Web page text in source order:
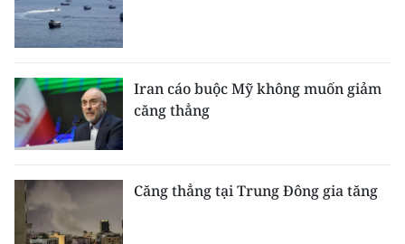
Iran cáo buộc Mỹ không muốn giảm
căng thẳng
Căng thẳng tại Trung Đông gia tăng